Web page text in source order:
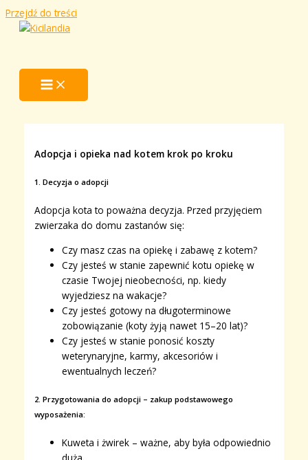
Przejdź do treści
Adopcja i opieka nad kotem krok po kroku
1. Decyzja o adopcji
Adopcja kota to poważna decyzja. Przed przyjęciem
zwierzaka do domu zastanów się:
Czy masz czas na opiekę i zabawę z kotem?
Czy jesteś w stanie zapewnić kotu opiekę w
czasie Twojej nieobecności, np. kiedy
wyjedziesz na wakacje?
Czy jesteś gotowy na długoterminowe
zobowiązanie (koty żyją nawet 15–20 lat)?
Czy jesteś w stanie ponosić koszty
weterynaryjne, karmy, akcesoriów i
ewentualnych leczeń?
2. Przygotowania do adopcji – zakup podstawowego
wyposażenia:
Kuweta i żwirek – ważne, aby była odpowiednio